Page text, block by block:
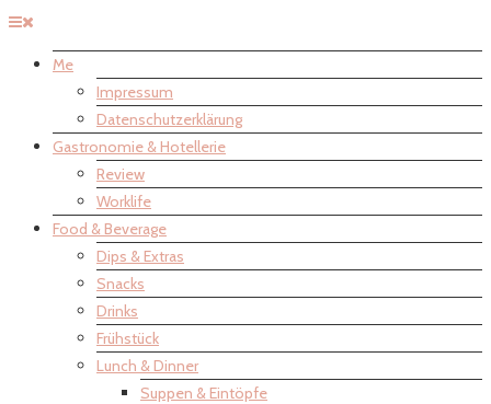
Me
Impressum
Datenschutzerklärung
Gastronomie & Hotellerie
Review
Worklife
Food & Beverage
Dips & Extras
Snacks
Drinks
Frühstück
Lunch & Dinner
Suppen & Eintöpfe